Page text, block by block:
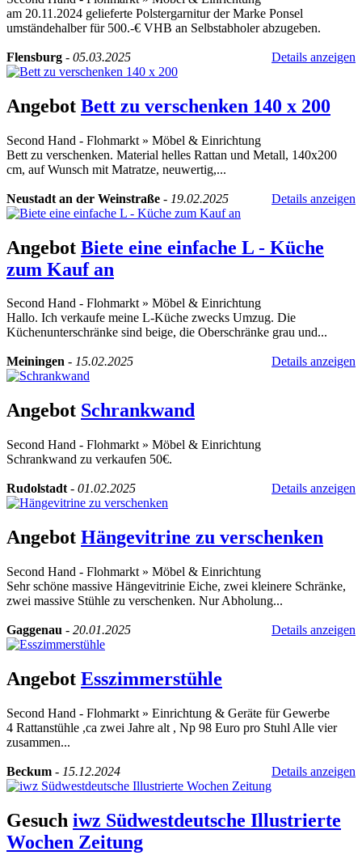
am 20.11.2024 gelieferte Polstergarnitur der Marke Ponsel
umständehalber für 500.-€ VHB an Selbstabholer abzugeben.
Flensburg - 05.03.2025 Details anzeigen
Angebot Bett zu verschenken 140 x 200
Second Hand - Flohmarkt » Möbel & Einrichtung
Bett zu verschenken. Material helles Rattan und Metall, 140x200
cm, auf Wunsch mit Matratze, neuwertig,...
Neustadt an der Weinstraße - 19.02.2025 Details anzeigen
Angebot Biete eine einfache L - Küche
zum Kauf an
Second Hand - Flohmarkt » Möbel & Einrichtung
Hallo. Ich verkaufe meine L-Küche zwecks Umzug. Die
Küchenunterschränke sind beige, die Oberschränke grau und...
Meiningen - 15.02.2025 Details anzeigen
Angebot Schrankwand
Second Hand - Flohmarkt » Möbel & Einrichtung
Schrankwand zu verkaufen 50€.
Rudolstadt - 01.02.2025 Details anzeigen
Angebot Hängevitrine zu verschenken
Second Hand - Flohmarkt » Möbel & Einrichtung
Sehr schöne massive Hängevitrinie Eiche, zwei kleinere Schränke,
zwei massive Stühle zu verschenken. Nur Abholung...
Gaggenau - 20.01.2025 Details anzeigen
Angebot Esszimmerstühle
Second Hand - Flohmarkt » Einrichtung & Geräte für Gewerbe
4 Rattanstühle ,ca zwei Jahre alt , Np 98 Euro pro Stuhl Alle vier
zusammen...
Beckum - 15.12.2024 Details anzeigen
Gesuch iwz Südwestdeutsche Illustrierte
Wochen Zeitung